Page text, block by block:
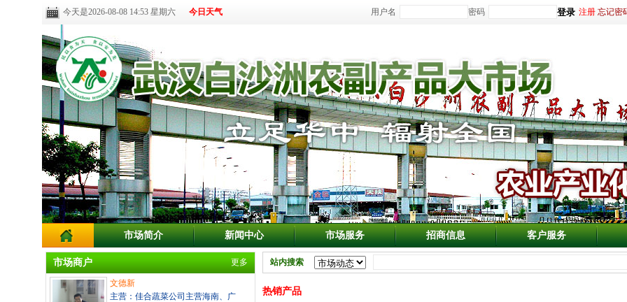
今天是2026-08-08 14:53 星期六 今日天气 用户名 密码 注册 忘记密
市场简介 新闻中心 市场服务 招商信息 客户服务
市场商户 更多
文德新
主营：佳合蔬菜公司主营海南、广
站内搜索
热销产品